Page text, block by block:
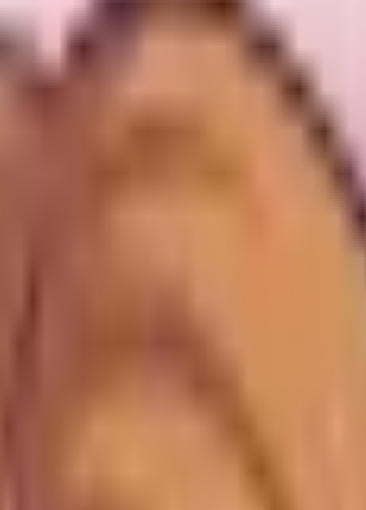
(kan inte överfukta) — det
länkar kan vi få en provision - utan extra